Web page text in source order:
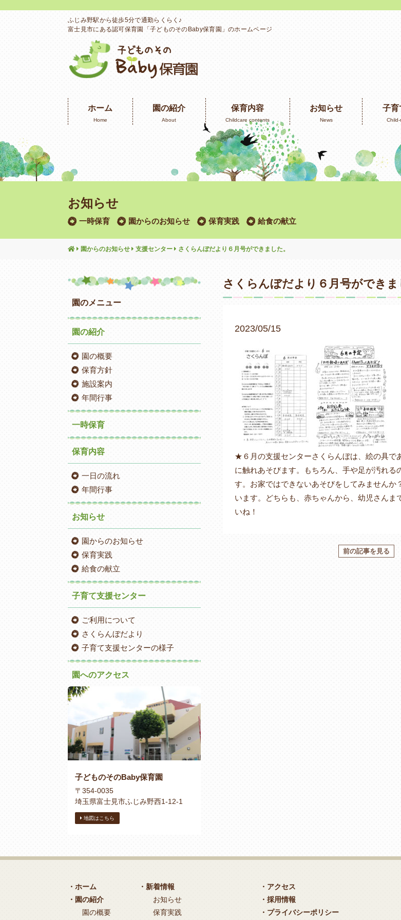
ふじみ野駅から徒歩5分で通勤らくらく♪
富士見市にある認可保育園「子どものそのBaby保育園」のホームページ
ホーム
Home
園の紹介
About
保育内容
Childcare contents
お知らせ
News
子育
お知らせ
一時保育 園からのお知らせ 保育実践 給食の献立
園からのお知らせ 支援センター さくらんぼだより６月号ができました。
さくらんぼだより６月号ができま
2023/05/15
★６月の支援センターさくらんぼは、絵の具で
に触れあそびます。もちろん、手や足が汚れ
す。お家ではできないあそびをしてみません
います。どちらも、赤ちゃんから、幼児さん
いね！
前の記事を見る
園のメニュー
園の紹介
園の概要
保育方針
施設案内
年間行事
一時保育
保育内容
一日の流れ
年間行事
お知らせ
園からのお知らせ
保育実践
給食の献立
子育て支援センター
ご利用について
さくらんぼだより
子育て支援センターの様子
園へのアクセス
子どものそのBaby保育園
〒354-0035
埼玉県富士見市ふじみ野西1-12-1
地図はこちら
・ホーム
・園の紹介
園の概要
・新着情報
お知らせ
保育実践
・アクセス
・採用情報
・プライバシーポリシー